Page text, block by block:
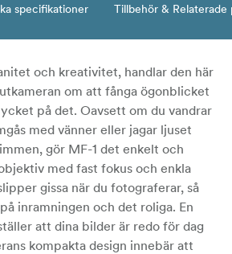
specifikationer Tillbehör & Relaterade
och kreativitet, handlar den här
om att fånga ögonblicket
på det. Oavsett om du vandrar
med vänner eller jagar ljuset
gör MF-1 det enkelt och
med fast fokus och enkla
gissa när du fotograferar, så
inramningen och det roliga. En
att dina bilder är redo för dag
kompakta design innebär att